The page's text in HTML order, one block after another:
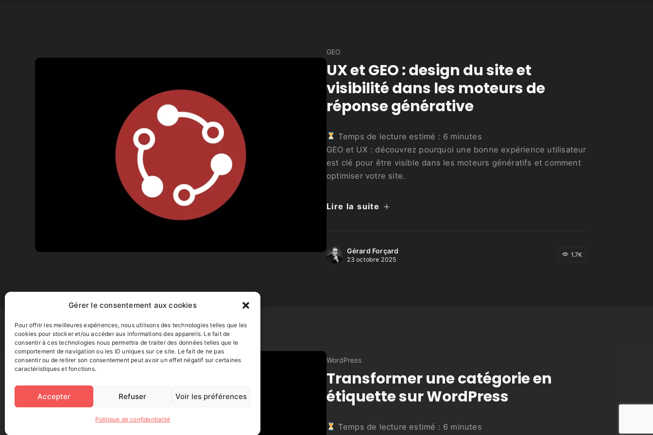
Gérer le consentement aux cookies
Pour offrir les meilleures expériences, nous utilisons des technologies telles que les
cookies pour stocker et/ou accéder aux informations des appareils. Le fait de
consentir à ces technologies nous permettra de traiter des données telles que le
comportement de navigation ou les ID uniques sur ce site. Le fait de ne pas
consentir ou de retirer son consentement peut avoir un effet négatif sur certaines
caractéristiques et fonctions.
Accepter Refuser Voir les préférences
Politique de confidentialité
GEO
UX et GEO : design du site et
visibilité dans les moteurs de
réponse générative
Temps de lecture estimé : 6 minutes
GEO et UX : découvrez pourquoi une bonne expérience utilisateur
est clé pour être visible dans les moteurs génératifs et comment
optimiser votre site.
Lire la suite
Gérard Forçard
23 octobre 2025
1.7K
WordPress
Transformer une catégorie en
étiquette sur WordPress
Temps de lecture estimé : 6 minutes